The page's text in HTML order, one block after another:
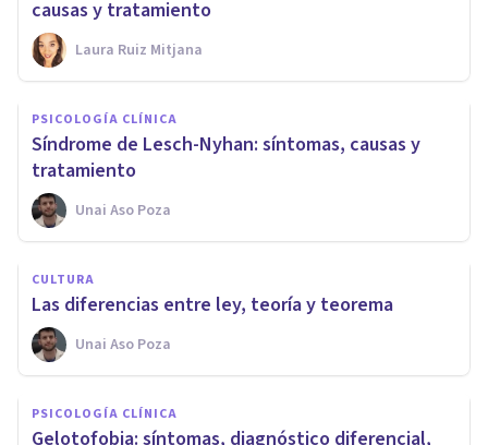
causas y tratamiento
Laura Ruiz Mitjana
PSICOLOGÍA CLÍNICA
Síndrome de Lesch-Nyhan: síntomas, causas y
tratamiento
Unai Aso Poza
CULTURA
Las diferencias entre ley, teoría y teorema
Unai Aso Poza
PSICOLOGÍA CLÍNICA
Gelotofobia: síntomas, diagnóstico diferencial,